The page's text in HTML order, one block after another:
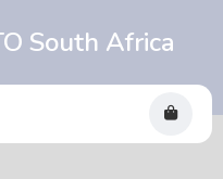
South Africa